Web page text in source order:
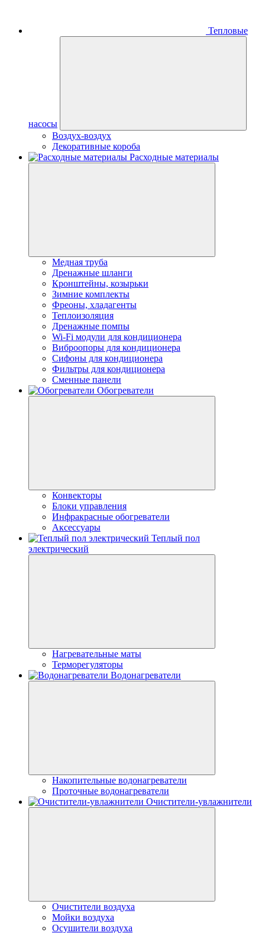
Тепловые
насосы
Воздух-воздух
Декоративные короба
Расходные материалы
Медная труба
Дренажные шланги
Кронштейны, козырьки
Зимние комплекты
Фреоны, хладагенты
Теплоизоляция
Дренажные помпы
Wi-Fi модули для кондиционера
Виброопоры для кондиционера
Сифоны для кондиционера
Фильтры для кондиционера
Сменные панели
Обогреватели
Конвекторы
Блоки управления
Инфракрасные обогреватели
Аксессуары
Теплый пол
электрический
Нагревательные маты
Терморегуляторы
Водонагреватели
Накопительные водонагреватели
Проточные водонагреватели
Очистители-увлажнители
Очистители воздуха
Мойки воздуха
Осушители воздуха